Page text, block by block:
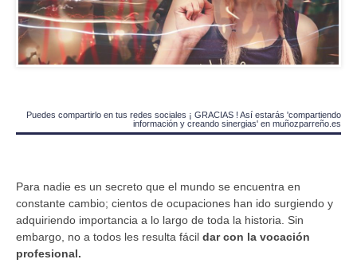
Puedes compartirlo en tus redes sociales ¡ GRACIAS ! Así estarás 'compartiendo
información y creando sinergias' en muñozparreño.es
Para nadie es un secreto que el mundo se encuentra en
constante cambio; cientos de ocupaciones han ido surgiendo y
adquiriendo importancia a lo largo de toda la historia. Sin
embargo, no a todos les resulta fácil dar con la vocación
profesional.